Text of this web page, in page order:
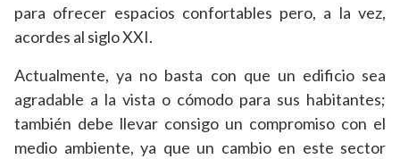
para ofrecer espacios confortables pero, a la vez,
acordes al siglo XXI.
Actualmente, ya no basta con que un edificio sea
agradable a la vista o cómodo para sus habitantes;
también debe llevar consigo un compromiso con el
medio ambiente, ya que un cambio en este sector